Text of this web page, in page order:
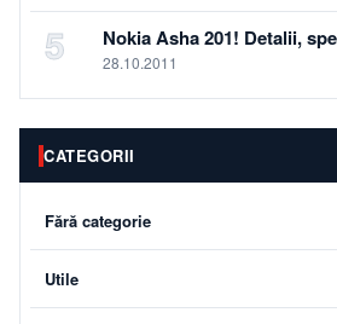
5 Nokia Asha 201! Detalii,
28.10.2011
CATEGORII
Fără categorie
Utile